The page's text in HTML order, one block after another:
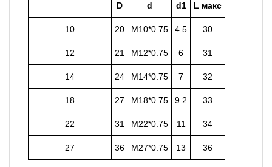
D d d1 L макс
10 20 M10*0.75 4.5 30
12 21 M12*0.75 6 31
14 24 M14*0.75 7 32
18 27 M18*0.75 9.2 33
22 31 M22*0.75 11 34
27 36 M27*0.75 13 36